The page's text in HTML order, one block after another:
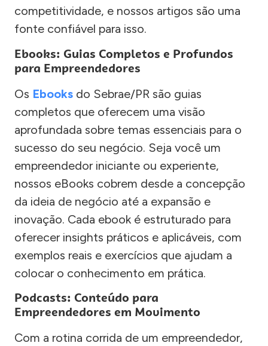
competitividade, e nossos artigos são uma
fonte confiável para isso.
Ebooks: Guias Completos e Profundos
para Empreendedores
Os Ebooks do Sebrae/PR são guias
completos que oferecem uma visão
aprofundada sobre temas essenciais para o
sucesso do seu negócio. Seja você um
empreendedor iniciante ou experiente,
nossos eBooks cobrem desde a concepção
da ideia de negócio até a expansão e
inovação. Cada ebook é estruturado para
oferecer insights práticos e aplicáveis, com
exemplos reais e exercícios que ajudam a
colocar o conhecimento em prática.
Podcasts: Conteúdo para
Empreendedores em Movimento
Com a rotina corrida de um empreendedor,